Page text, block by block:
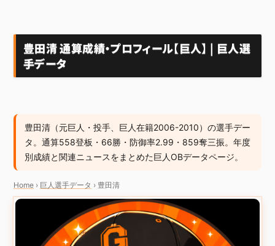
豊田清 通算成績・プロフィール【巨人】 | 巨人選
手データ
豊田清（元巨人・投手、巨人在籍2006-2010）の選手デー
タ。通算558登板・66勝・防御率2.99・859奪三振。年度
別成績と関連ニュースをまとめた巨人OBデータページ。
Home › 巨人選手データ › 豊田清